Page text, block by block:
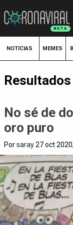
NOTICIAS MEMES
No sé de
oro puro
Porsaray27 oct